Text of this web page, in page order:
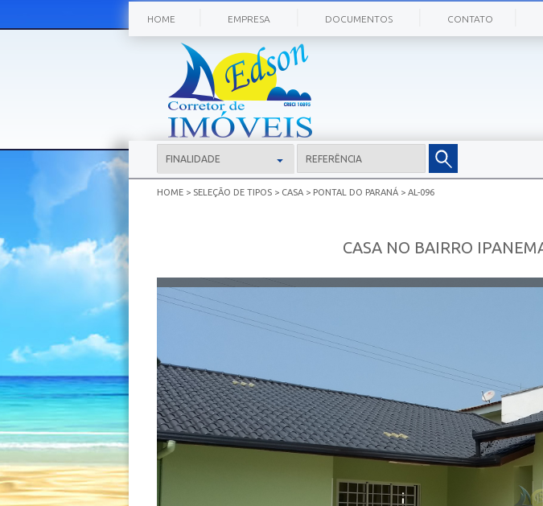
HOME EMPRESA DOCUMENTOS CONTATO
FINALIDADE
▾
HOME > SELEÇÃO DE TIPOS > CASA > PONTAL DO PARANÁ > AL-096
CASA NO BAIRRO